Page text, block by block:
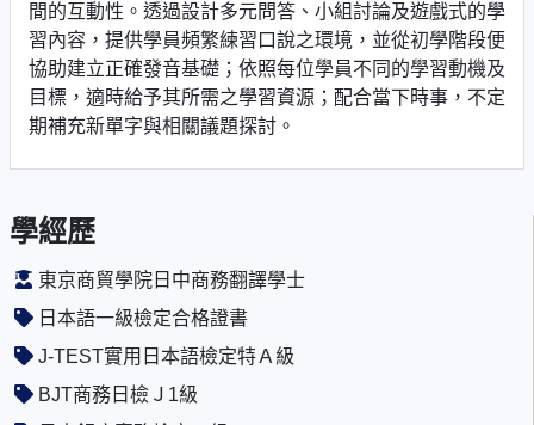
間的互動性。透過設計多元問答、小組討論及遊戲式的學
習內容，提供學員頻繁練習口說之環境，並從初學階段便
協助建立正確發音基礎；依照每位學員不同的學習動機及
目標，適時給予其所需之學習資源；配合當下時事，不定
期補充新單字與相關議題探討。
學經歷
東京商貿學院日中商務翻譯學士
日本語一級檢定合格證書
J-TEST實用日本語檢定特Ａ級
BJT商務日檢Ｊ1級